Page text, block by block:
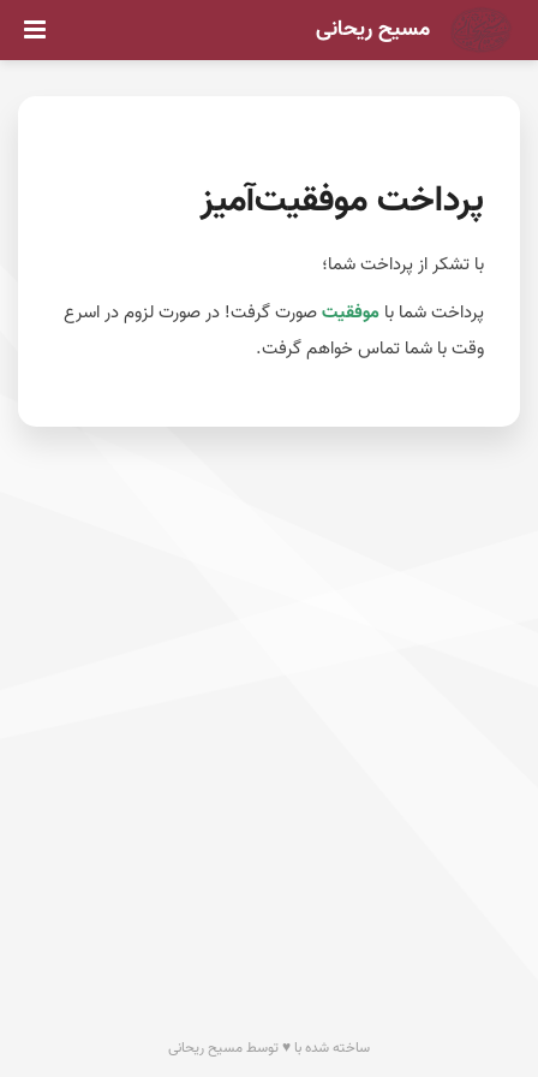
مسیح ریحانی
پرداخت موفقیت‌آمیز
با تشکر از پرداخت شما؛
پرداخت شما با موفقیتصورت گرفت! در صورت لزوم در اسرع
وقت با شما تماس خواهم گرفت.
ساخته شده با ♥ توسط مسیح ریحانی